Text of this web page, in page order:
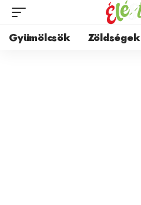
Gyümölcsök Zöldségek